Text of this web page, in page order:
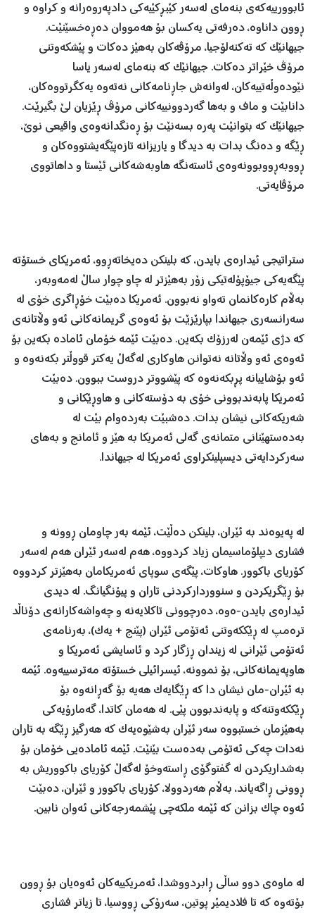
ئابوورییەکەی بنەمای لەسەر کێبڕکێیەکی دادپەروەرانە و کراوە و
ڕوون داناوە، دەرفەتی یەکسان بۆ هەمووان دەڕەخسێنێت.
جیهانێک کە تەکنەلۆجیا، مرۆڤەکان بەهێز دەکات و پێشکەوتنی
مرۆڤ خێراتر دەکات. جیهانێک کە بنەمای لەسەر یاسا
نێودەوڵەتییەکان، لەوانەش جاڕنامەکانی نەتەوە یەکگرتووەکان،
دانابێت و ماف و بەها گەردوونییەکانی مرۆڤ ڕێزیان لێ بگیرێت.
جیهانێک کە بتوانێت پەرە بسەنێت بۆ ڕەنگدانەوەی واقیعی نوێ،
ڕێگە و دەنگ بدات بە دیدگا و یاریزانە تازەپێگەیشتووەکان و
ڕووبەڕووبوونەوەی ئاستەنگە هاوبەشەکانی ئێستا و داهاتووی
مرۆڤایەتی.
ستراتیجی ئیدارەی بایدن، کە بلینکن دەیخاتەڕوو، ئەمریکای خستۆتە
پێگەیەکی جیۆپۆلەتیکی زۆر بەهێزتر لە چاو چوار ساڵ لەمەوبەر،
بەڵام کارەکانمان تەواو نەبوون. ئەمریکا دەبێت خۆڕاگری خۆی لە
سەرانسەری جیهاندا بپارێزێت بۆ ئەوەی گریمانەکانی ئەو وڵاتانەی
کە دژی ئێمەن لەرزۆک بکەین. دەبێت ئێمە خۆمان ئامادە بکەین بۆ
ئەوەی ئەو وڵاتانە نەتوانن هاوکاری لەگەڵ یەکتر قووڵتر بکەنەوە و
ئەو بۆشاییانە پڕبکەنەوە کە پێشووتر دروست ببوون. دەبێت
ئەمریکا پابەندبوونی خۆی بە دۆستەکانی و هاوڕێکانی و
شەریکەکانی نیشان بدات. دەشبێت بەردەوام بێت لە
بەدەستهێنانی متمانەی گەلی ئەمریکا بە هێز و ئامانج و بەهای
سەرکردایەتی دیسپلینکراوی ئەمریکا لە جیهاندا.
لە پەیوەند بە ئێران، بلینکن دەڵێت، ئێمە بەر چاومان ڕوونە و
فشاری دیپلۆماسیمان زیاد کردووە، هەم لەسەر ئێران هەم لەسەر
کۆریای باکوور. هاوکات، پێگەی سوپای ئەمریکامان بەهێزتر کردووە
بۆ ڕێگریکردن و سنووردارکردنی تاران و پیۆنگیانگ. لە دیدی
ئیدارەی بایدن-ەوە، دەرچوونی تاکلایەنە و چەواشەکارانەی دۆناڵد
ترەمپ لە ڕێککەوتنی ئەتۆمی ئێران (پێنج + یەک)، بەرنامەی
ئەتۆمی ئێرانی لە زیندان ڕزگار کرد و ئاسایشی ئەمریکا و
هاوپەیمانەکانی، بۆ نموونە، ئیسرائیلی خستۆتە مەترسییەوە. ئێمە
بە ئێران-مان نیشان دا کە ڕێگایەک هەیە بۆ گەڕانەوە بۆ
ڕێککەوتنەکە و پابەندبوون پێی. لە هەمان کاتدا، گەمارۆیەکی
بەهێزمان خستبووە سەر ئێران بەشێوەیەک کە هەرگیز ڕێگە بە تاران
نەدات چەکی ئەتۆمی بەدەست بێنێت. ئێمە ئامادەیی خۆمان بۆ
بەشداریکردن لە گفتوگۆی ڕاستەوخۆ لەگەڵ کۆریای باکووریش بە
ڕوونی ڕاگەیاند، بەڵام هەردوولا، کۆریای باکوور و ئێران، دەبێت
ئەوە چاک بزانن کە ئێمە ملکەچی پێشمەرجەکانی ئەوان نابین.
لە ماوەی دوو ساڵی ڕابردووشدا، ئەمریکییەکان ئەوەیان بۆ ڕوون
بۆتەوە کە تا فلادیمێر پوتین، سەرۆکی ڕووسیا، تا زیاتر فشاری